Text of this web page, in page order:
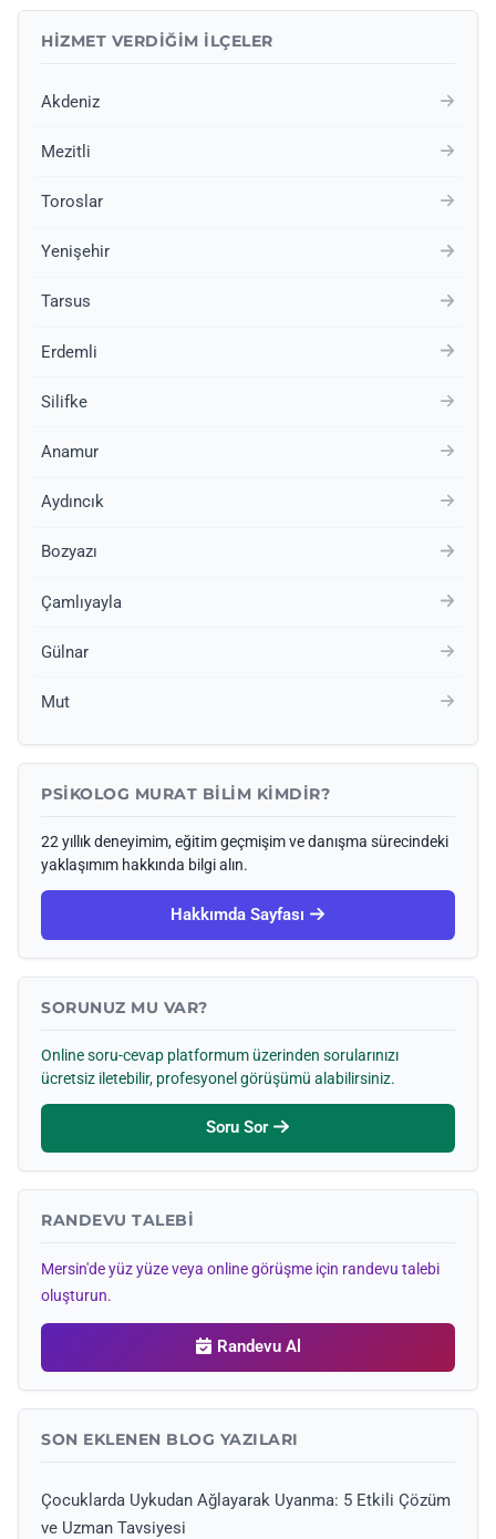
HIZMET VERDIĞIM İLÇELER
Akdeniz
Mezitli
Toroslar
Yenişehir
Tarsus
Erdemli
Silifke
Anamur
Aydıncık
Bozyazı
Çamlıyayla
Gülnar
Mut
PSIKOLOG MURAT BILIM KIMDIR?
22 yıllık deneyimim, eğitim geçmişim ve danışma sürecindeki
yaklaşımım hakkında bilgi alın.
Hakkımda Sayfası
SORUNUZ MU VAR?
Online soru-cevap platformum üzerinden sorularınızı
ücretsiz iletebilir, profesyonel görüşümü alabilirsiniz.
Soru Sor
RANDEVU TALEBI
Mersin'de yüz yüze veya online görüşme için randevu talebi
oluşturun.
Randevu Al
SON EKLENEN BLOG YAZILARI
Çocuklarda Uykudan Ağlayarak Uyanma: 5 Etkili Çözüm
ve Uzman Tavsiyesi